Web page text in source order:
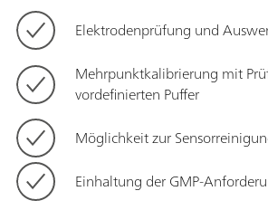
Elektrodenprüfung und
Mehrpunktkalibrierung mit
vordefinierten Puffer
Möglichkeit zur
Einhaltung der GMP-